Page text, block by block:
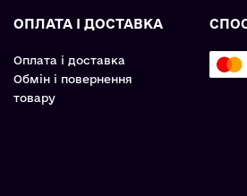
ОПЛАТА І ДОСТАВКА
Оплата і доставка
Обмін і повернення
товару